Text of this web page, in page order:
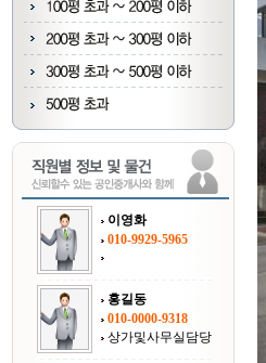
이영화
010-9929-5965
홍길동
010-0000-9318
상가및사무실담당